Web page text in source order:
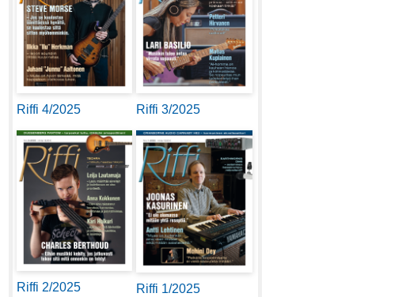
Riffi 4/2025 Riffi 3/2025
Riffi 2/2025 Riffi 1/2025